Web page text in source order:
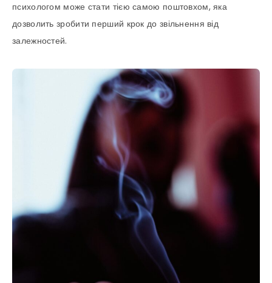
психологом може стати тією самою поштовхом, яка
дозволить зробити перший крок до звільнення від
залежностей.